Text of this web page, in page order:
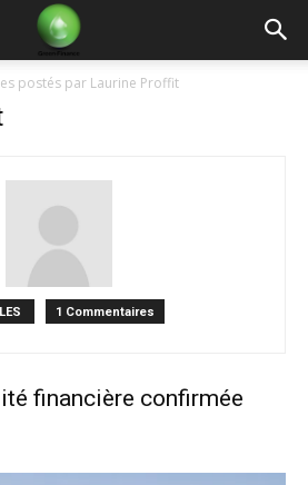
postés par Laurine Proffit
1 Commentaires
financière confirmée